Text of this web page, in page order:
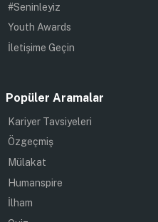
#Seninleyiz
Youth Awards
İletişime Geçin
Popüler Aramalar
Kariyer Tavsiyeleri
Özgeçmiş
Mülakat
Humanspire
İlham